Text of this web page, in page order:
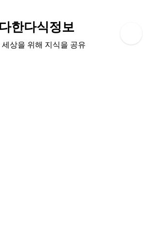
한다식정보
세상을 위해 지식을 공유